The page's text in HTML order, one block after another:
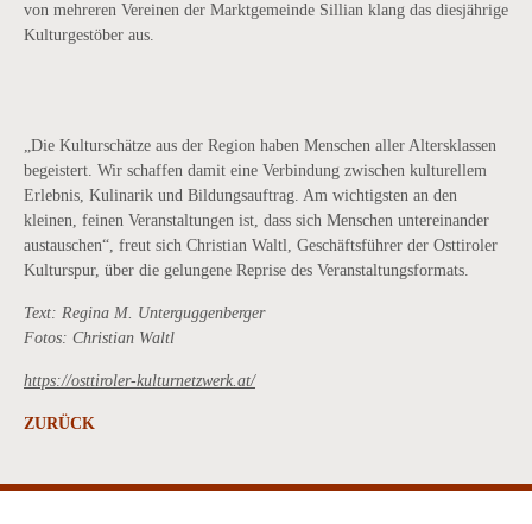
von mehreren Vereinen der Marktgemeinde Sillian klang das diesjährige
Kulturgestöber aus.
„Die Kulturschätze aus der Region haben Menschen aller Altersklassen
begeistert. Wir schaffen damit eine Verbindung zwischen kulturellem
Erlebnis, Kulinarik und Bildungsauftrag. Am wichtigsten an den
kleinen, feinen Veranstaltungen ist, dass sich Menschen untereinander
austauschen“, freut sich Christian Waltl, Geschäftsführer der Osttiroler
Kulturspur, über die gelungene Reprise des Veranstaltungsformats.
Text: Regina M. Unterguggenberger
Fotos: Christian Waltl
https://osttiroler-kulturnetzwerk.at/
ZURÜCK